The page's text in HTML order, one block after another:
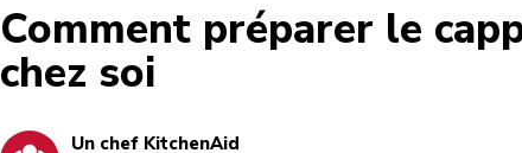
Comment préparer le
chez soi
Un chef KitchenAid